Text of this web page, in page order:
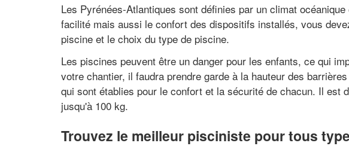
Les Pyrénées-Atlantiques sont définies par un climat
facilité mais aussi le confort des dispositifs installés, vous
piscine et le choix du type de piscine.
Les piscines peuvent être un danger pour les enfants, ce qui
votre chantier, il faudra prendre garde à la hauteur des
qui sont établies pour le confort et la sécurité de chacun. Il est
jusqu'à 100 kg.
Trouvez le meilleur pisciniste pour tous